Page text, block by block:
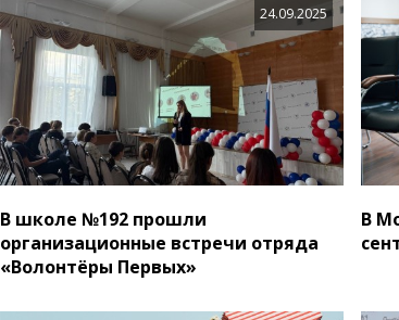
24.09.2025
В школе №192 прошли
организационные встречи отряда
«Волонтёры Первых»
В